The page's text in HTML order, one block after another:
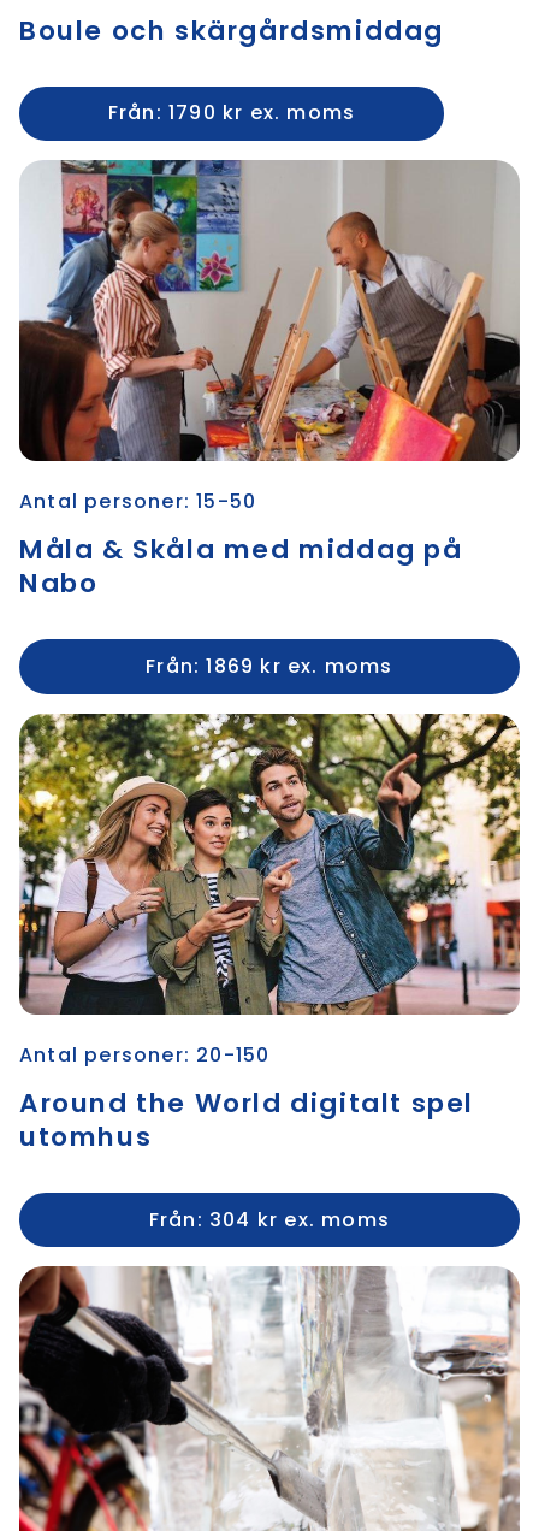
Boule och skärgårdsmiddag
Från: 1790 kr ex. moms
Antal personer: 15-50
Måla & Skåla med middag på
Nabo
Från: 1869 kr ex. moms
Antal personer: 20-150
Around the World digitalt spel
utomhus
Från: 304 kr ex. moms